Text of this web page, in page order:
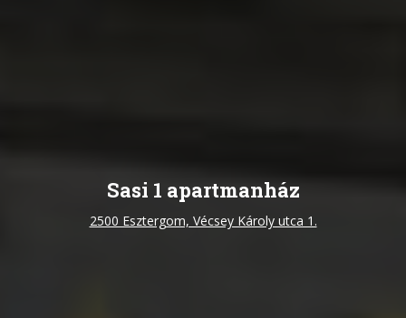
Sasi 1 apartmanház
2500 Esztergom, Vécsey Károly utca 1.